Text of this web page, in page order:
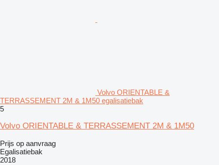
Volvo ORIENTABLE &
TERRASSEMENT 2M & 1M50 egalisatiebak
5
Volvo ORIENTABLE & TERRASSEMENT 2M & 1M50
Prijs op aanvraag
Egalisatiebak
2018